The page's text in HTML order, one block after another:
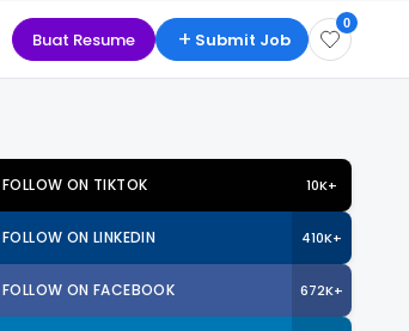
Buat Resume + Submit Job
0
FOLLOW ON TIKTOK 10K+
FOLLOW ON LINKEDIN 410K+
FOLLOW ON FACEBOOK 672K+